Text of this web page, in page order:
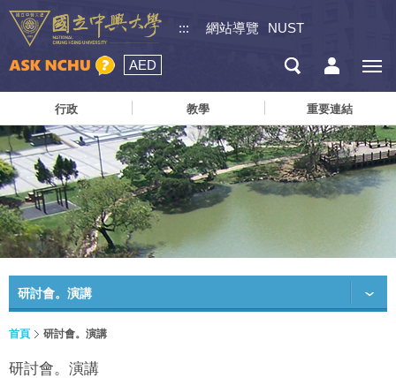
::: 網站導覽 NUST
AED
行政 教學 重要連結
研討會。演講
首頁 研討會。演講
研討會。演講